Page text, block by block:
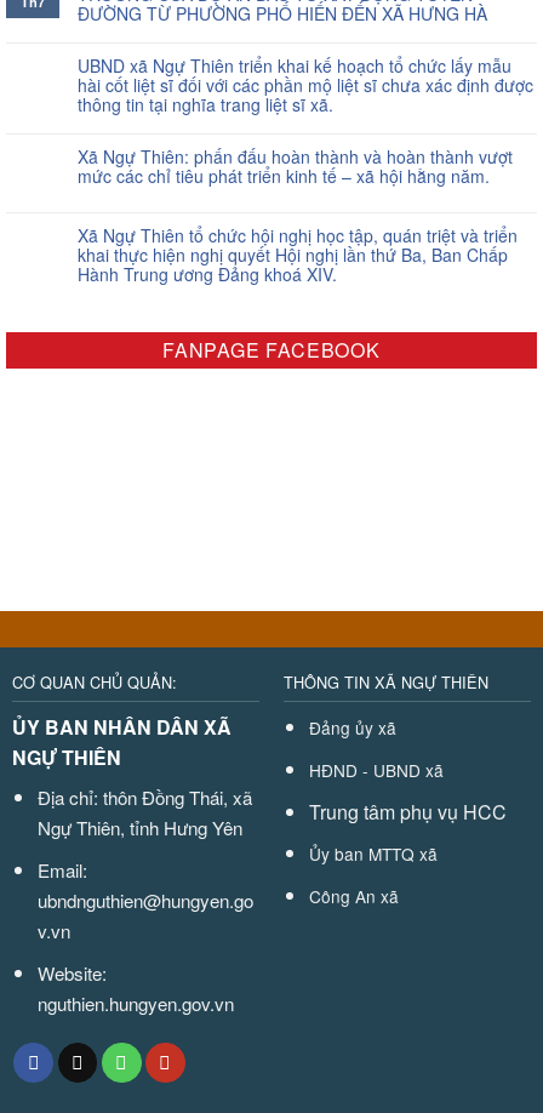
ĐƯỜNG TỪ PHƯỜNG PHỐ HIẾN ĐẾN XÃ HƯNG HÀ
UBND xã Ngự Thiên triển khai kế hoạch tổ chức lấy mẫu
hài cốt liệt sĩ đối với các phần mộ liệt sĩ chưa xác định được
thông tin tại nghĩa trang liệt sĩ xã.
Xã Ngự Thiên: phấn đấu hoàn thành và hoàn thành vượt
mức các chỉ tiêu phát triển kinh tế – xã hội hằng năm.
Xã Ngự Thiên tổ chức hội nghị học tập, quán triệt và triển
khai thực hiện nghị quyết Hội nghị lần thứ Ba, Ban Chấp
Hành Trung ương Đảng khoá XIV.
FANPAGE FACEBOOK
CƠ QUAN CHỦ QUẢN:
ỦY BAN NHÂN DÂN XÃ
NGỰ THIÊN
Địa chỉ: thôn Đồng Thái, xã
Ngự Thiên, tỉnh Hưng Yên
Email:
ubndnguthien@hungyen.go
v.vn
Website:
nguthien.hungyen.gov.vn
THÔNG TIN XÃ NGỰ THIÊN
Đảng ủy xã
HĐND - UBND xã
Trung tâm phụ vụ HCC
Ủy ban MTTQ xã
Công An xã